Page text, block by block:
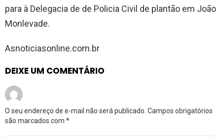
para à Delegacia de de Policia Civil de plantão em João
Monlevade.
Asnoticiasonline.com.br
DEIXE UM COMENTÁRIO
O seu endereço de e-mail não será publicado. Campos obrigatórios
são marcados com *